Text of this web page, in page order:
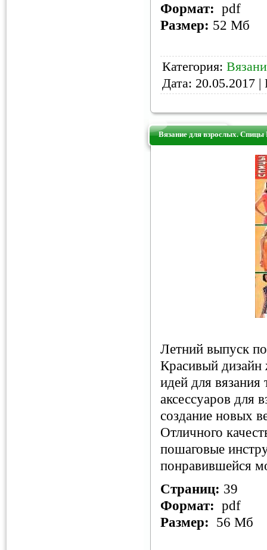
Формат: pdf
Размер: 52 Мб
Категория:
Дата: 20.05.2017 |
Вязание для взрослых.
Летний выпуск
Красивый
идей для
аксессуаров для
создание новых
Отличного
пошаговые
понравившейся
Страниц: 39
Формат: pdf
Размер: 56 Мб